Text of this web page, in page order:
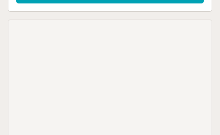
pour vous détendre sur l'une des nombreuses chaises